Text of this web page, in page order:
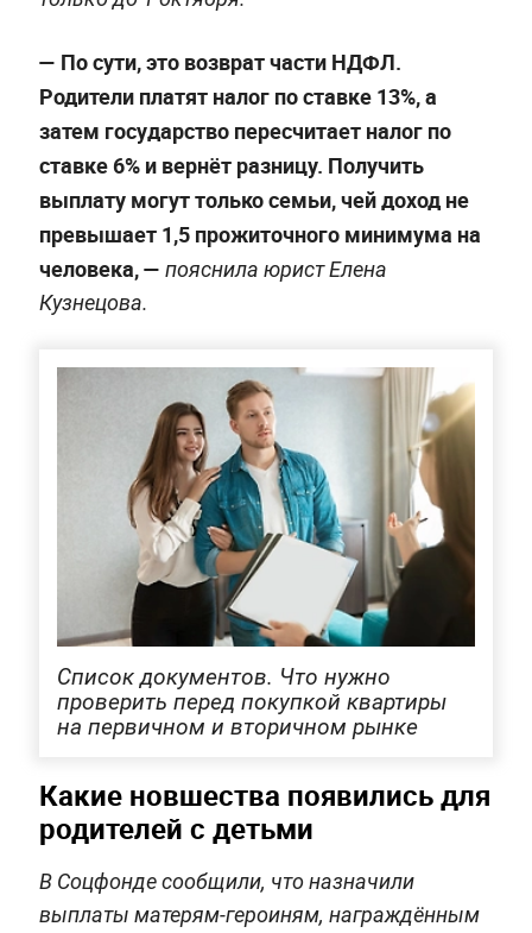
— По сути, это возврат части НДФЛ.
Родители платят налог по ставке 13%, а
затем государство пересчитает налог по
ставке 6% и вернёт разницу. Получить
выплату могут только семьи, чей доход не
превышает 1,5 прожиточного минимума на
человека, — пояснила юрист Елена
Кузнецова.
Список документов. Что нужно
проверить перед покупкой квартиры
на первичном и вторичном рынке
Какие новшества появились для
родителей с детьми
В Соцфонде сообщили, что назначили
выплаты матерям-героиням, награждённым